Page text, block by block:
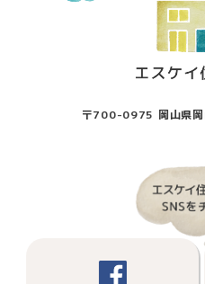
〒700-0975 岡山県